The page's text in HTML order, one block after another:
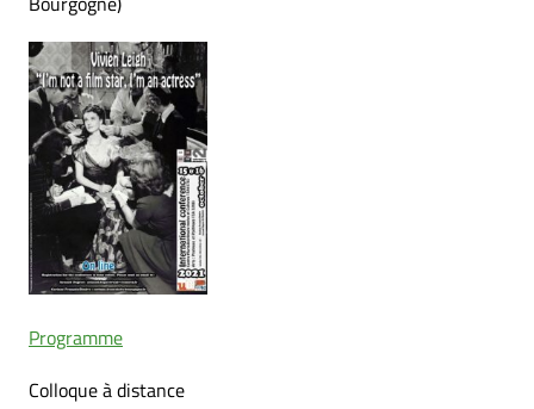
Programme
Colloque à distance